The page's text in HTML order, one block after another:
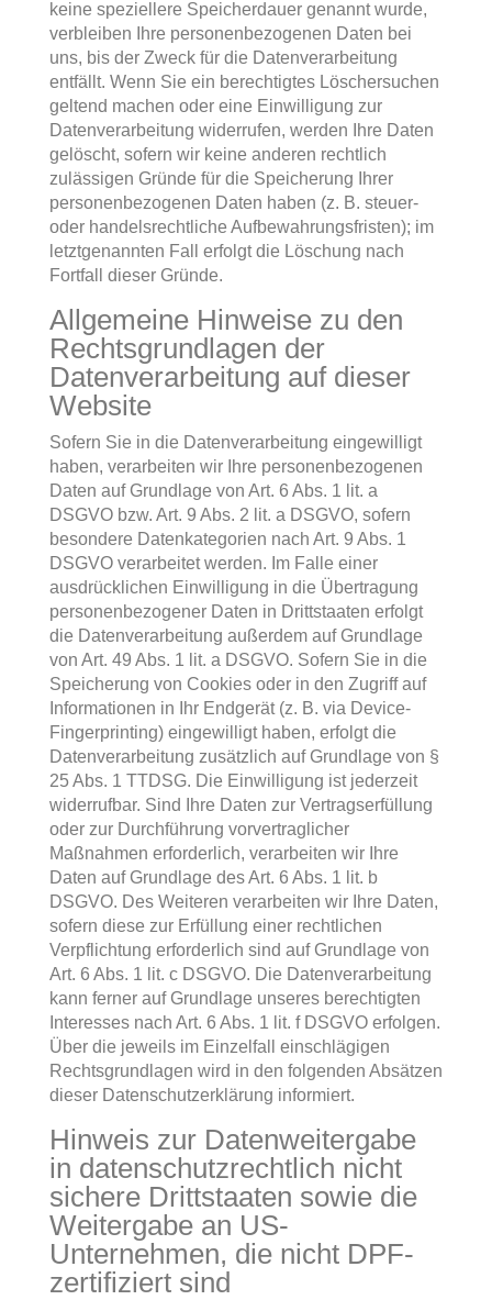
keine speziellere Speicherdauer genannt wurde,
verbleiben Ihre personenbezogenen Daten bei
uns, bis der Zweck für die Datenverarbeitung
entfällt. Wenn Sie ein berechtigtes Löschersuchen
geltend machen oder eine Einwilligung zur
Datenverarbeitung widerrufen, werden Ihre Daten
gelöscht, sofern wir keine anderen rechtlich
zulässigen Gründe für die Speicherung Ihrer
personenbezogenen Daten haben (z. B. steuer-
oder handelsrechtliche Aufbewahrungsfristen); im
letztgenannten Fall erfolgt die Löschung nach
Fortfall dieser Gründe.
Allgemeine Hinweise zu den
Rechtsgrundlagen der
Datenverarbeitung auf dieser
Website
Sofern Sie in die Datenverarbeitung eingewilligt
haben, verarbeiten wir Ihre personenbezogenen
Daten auf Grundlage von Art. 6 Abs. 1 lit. a
DSGVO bzw. Art. 9 Abs. 2 lit. a DSGVO, sofern
besondere Datenkategorien nach Art. 9 Abs. 1
DSGVO verarbeitet werden. Im Falle einer
ausdrücklichen Einwilligung in die Übertragung
personenbezogener Daten in Drittstaaten erfolgt
die Datenverarbeitung außerdem auf Grundlage
von Art. 49 Abs. 1 lit. a DSGVO. Sofern Sie in die
Speicherung von Cookies oder in den Zugriff auf
Informationen in Ihr Endgerät (z. B. via Device-
Fingerprinting) eingewilligt haben, erfolgt die
Datenverarbeitung zusätzlich auf Grundlage von §
25 Abs. 1 TTDSG. Die Einwilligung ist jederzeit
widerrufbar. Sind Ihre Daten zur Vertragserfüllung
oder zur Durchführung vorvertraglicher
Maßnahmen erforderlich, verarbeiten wir Ihre
Daten auf Grundlage des Art. 6 Abs. 1 lit. b
DSGVO. Des Weiteren verarbeiten wir Ihre Daten,
sofern diese zur Erfüllung einer rechtlichen
Verpflichtung erforderlich sind auf Grundlage von
Art. 6 Abs. 1 lit. c DSGVO. Die Datenverarbeitung
kann ferner auf Grundlage unseres berechtigten
Interesses nach Art. 6 Abs. 1 lit. f DSGVO erfolgen.
Über die jeweils im Einzelfall einschlägigen
Rechtsgrundlagen wird in den folgenden Absätzen
dieser Datenschutzerklärung informiert.
Hinweis zur Datenweitergabe
in datenschutzrechtlich nicht
sichere Drittstaaten sowie die
Weitergabe an US-
Unternehmen, die nicht DPF-
zertifiziert sind